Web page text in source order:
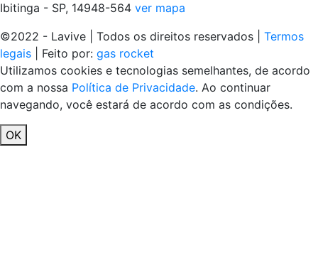
Ibitinga - SP, 14948-564 ver mapa
©2022 - Lavive | Todos os direitos reservados | Termos
legais | Feito por: gas rocket
Utilizamos cookies e tecnologias semelhantes, de acordo
com a nossa Política de Privacidade. Ao continuar
navegando, você estará de acordo com as condições.
OK